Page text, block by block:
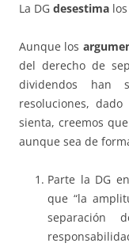
La DG desestima los
Aunque los
del derecho de
dividendos han
resoluciones,
sienta, creemos
aunque sea de
Parte la DG
que “la
separación